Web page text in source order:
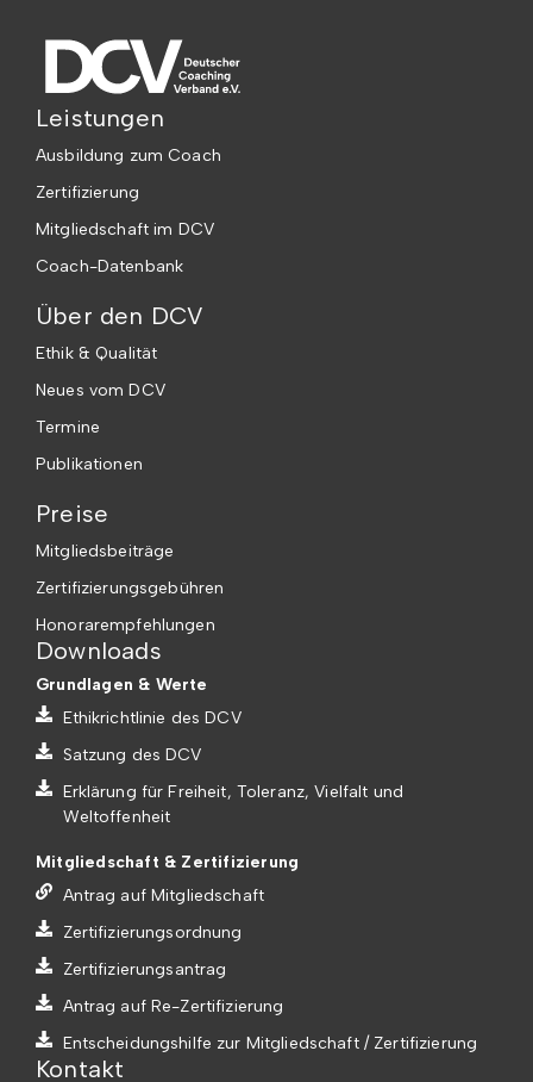
Leistungen
Ausbildung zum Coach
Zertifizierung
Mitgliedschaft im DCV
Coach-Datenbank
Über den DCV
Ethik & Qualität
Neues vom DCV
Termine
Publikationen
Preise
Mitgliedsbeiträge
Zertifizierungsgebühren
Honorarempfehlungen
Downloads
Grundlagen & Werte
Ethikrichtlinie des DCV
Satzung des DCV
Erklärung für Freiheit, Toleranz, Vielfalt und
Weltoffenheit
Mitgliedschaft & Zertifizierung
Antrag auf Mitgliedschaft
Zertifizierungsordnung
Zertifizierungsantrag
Antrag auf Re-Zertifizierung
Entscheidungshilfe zur Mitgliedschaft / Zertifizierung
Kontakt